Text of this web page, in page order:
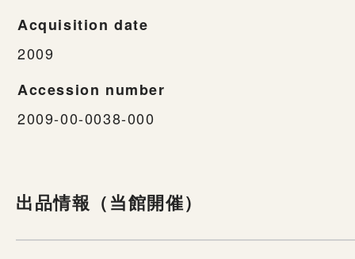
Acquisition date
2009
Accession number
2009-00-0038-000
出品情報（当館開催）